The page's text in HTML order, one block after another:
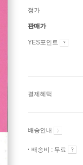
정가
판매가
YES포인트
결제혜택
배송안내
배송비 : 무료